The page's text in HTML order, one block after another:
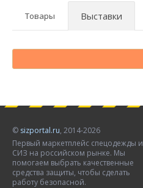
Товары Выставки
© sizportal.ru, 2014-2026
Первый маркетплейс спецодежды и
СИЗ на российском рынке. Мы
помогаем выбрать качественные
средства защиты, чтобы сделать
работу безопасной.